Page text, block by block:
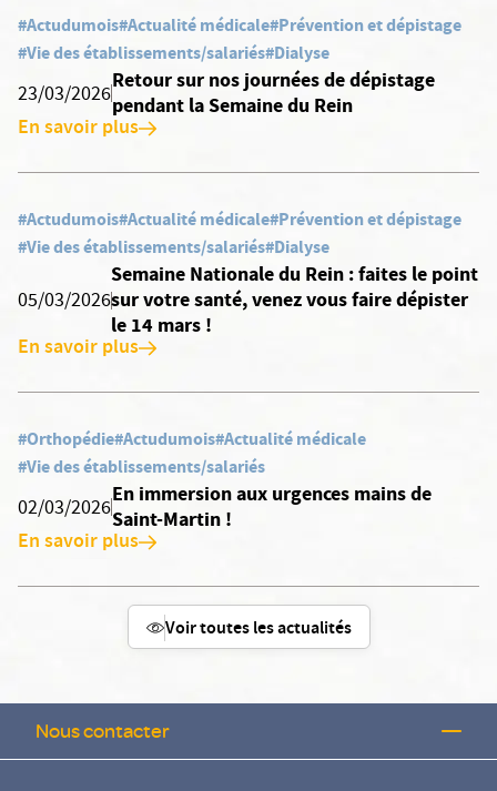
#Actudumois#Actualité médicale#Prévention et dépistage
#Vie des établissements/salariés#Dialyse
23/03/2026
Retour sur nos journées de dépistage
pendant la Semaine du Rein
En savoir plus
#Actudumois#Actualité médicale#Prévention et dépistage
#Vie des établissements/salariés#Dialyse
05/03/2026
Semaine Nationale du Rein : faites le point
sur votre santé, venez vous faire dépister
le 14 mars !
En savoir plus
#Orthopédie#Actudumois#Actualité médicale
#Vie des établissements/salariés
02/03/2026
En immersion aux urgences mains de
Saint-Martin !
En savoir plus
Voir toutes les actualités
Nous contacter